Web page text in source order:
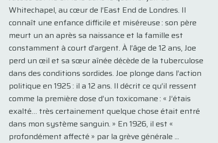
Whitechapel, au cœur de l’East End de Londres. Il
connaît une enfance difficile et miséreuse : son père
meurt un an après sa naissance et la famille est
constamment à court d’argent. À l’âge de 12 ans, Joe
perd un œil et sa sœur aînée décède de la tuberculose
dans des conditions sordides. Joe plonge dans l’action
politique en 1925 : il a 12 ans. Il décrit ce qu’il ressent
comme la première dose d’un toxicomane : « J’étais
exalté… très certainement quelque chose était entré
dans mon système sanguin. » En 1926, il est «
profondément affecté » par la grève générale ...